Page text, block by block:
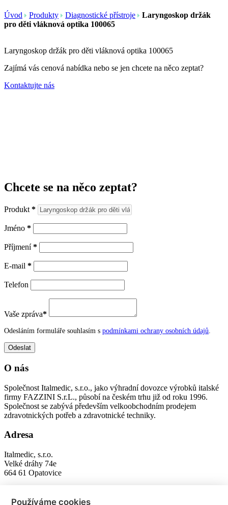
Úvod Produkty Diagnostické přístroje
Laryngoskop držák
pro děti vláknová optika 100065
Laryngoskop držák pro děti vláknová optika 100065
Zajímá vás cenová nabídka nebo se jen chcete na něco zeptat?
Kontaktujte nás
Chcete se na něco zeptat?
Produkt *
Jméno *
Příjmení*
E-mail *
Telefon
Vaše zpráva*
Odesláním formuláře souhlasím s podmínkami ochrany osobních údajů.
O nás
Společnost Italmedic, s.r.o., jako výhradní dovozce výrobků italské
firmy FAZZINI S.r.L., působí na českém trhu již od roku 1996.
Společnost se zabývá především velkoobchodním prodejem
zdravotnických potřeb a zdravotnické techniky.
Adresa
Italmedic, s.r.o.
Velké dráhy 74e
664 61 Opatovice
Používáme cookies